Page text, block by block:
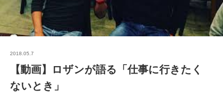
2018.05.7
【動画】ロザンが語る「仕事に行きたく
ないとき」